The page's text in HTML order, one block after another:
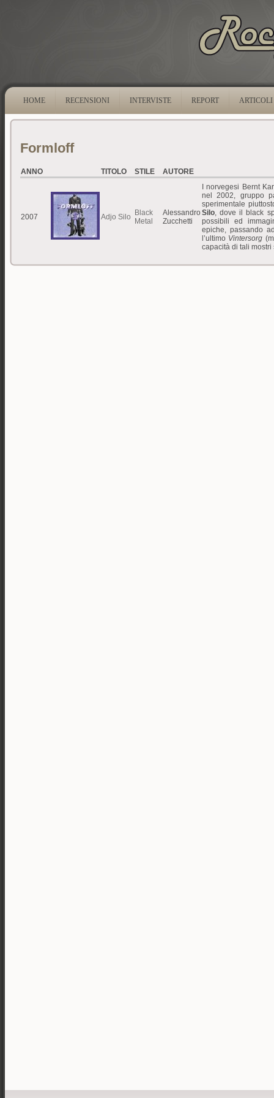
HOME RECENSIONI INTERVISTE REPORT ARTICOLI
Formloff
ANNO TITOLO STILE AUTORE
2007 Adjo Silo
Black
Metal
Alessandro
Zucchetti
I norvegesi Bernt
nel 2002, gruppo
sperimentale
Silo, dove il black
possibili ed
epiche, passando
l’ultimo Vintersorg
capacità di tali